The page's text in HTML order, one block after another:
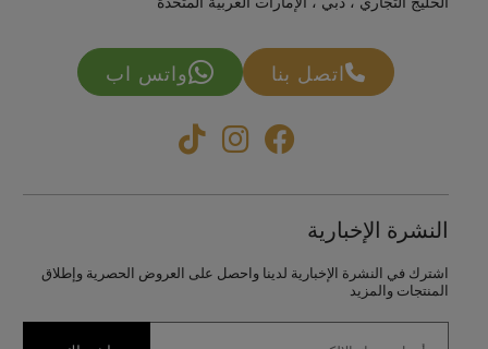
اتصل بنا واتس اب
النشرة الإخبارية
اشترك في النشرة الإخبارية لدينا واحصل على العروض الحصرية وإطلاق
المنتجات والمزيد